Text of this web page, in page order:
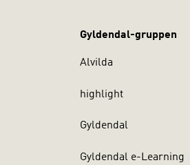
begge
Gyldendal-gruppen
Alvilda
highlight
Gyldendal
Gyldendal e-Learning